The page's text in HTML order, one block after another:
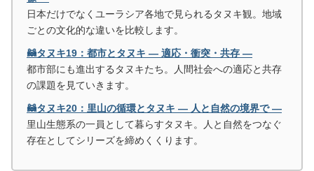
日本だけでなくユーラシア各地で見られるタヌキ観。地域
ごとの文化的な違いを比較します。
🦝タヌキ19：都市とタヌキ ― 適応・衝突・共存 ―
都市部にも進出するタヌキたち。人間社会への適応と共存
の課題を見ていきます。
🦝タヌキ20：里山の循環とタヌキ ― 人と自然の境界で ―
里山生態系の一員として暮らすタヌキ。人と自然をつなぐ
存在としてシリーズを締めくくります。